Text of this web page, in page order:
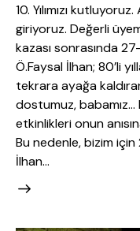
10. Yılımızı
giriyoruz. Değerli
kazası sonrasında
Ö.Faysal İlhan; 80’li
tekrara ayağa
dostumuz, babamız…
etkinlikleri onun
Bu nedenle, bizim için
İlhan…